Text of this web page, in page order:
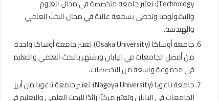
Technology): تعتبر جامعة متخصصة في مجال العلوم
والتكنولوجيا وتحظى بسمعة عالية في مجال البحث العلمي
والهندسة.
جامعة أوساكا (Osaka University): تعتبر جامعة أوساكا واحدة
من أفضل الجامعات في اليابان وتشتهر بالبحث العلمي والتعليم
في مجموعة واسعة من التخصصات.
جامعة ناغويا (Nagoya University): تعتبر جامعة ناغويا من أبرز
الجامعات في اليابان وتعتبر مركزًا رائدًا للبحث العلمي والتعليم في